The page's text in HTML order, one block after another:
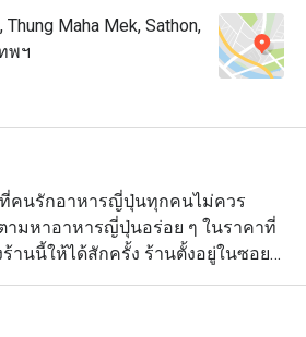
Maha Mek, Sathon,
พฯ
ที่คนรักอาหารญี่ปุ่นทุกคนไม่ควร
ามหาอาหารญี่ปุ่นอร่อย ๆ ในราคาที่
านนี้ให้ได้สักครั้ง ร้านตั้งอยู่ในซอย
ไอบิส และมีเมนูให้เลือกหลากหลาย
มีมากกว่า ""ซูชิที่เป็นซิกเนเจอร์""